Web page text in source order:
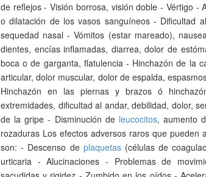
de reflejos - Visión borrosa, visión doble - Vértigo -
o dilatación de los vasos sanguíneos - Dificultad
sequedad nasal - Vómitos (estar mareado),
dientes, encías inflamadas, diarrea, dolor de
boca o de garganta, flatulencia - Hinchazón de la
articular, dolor muscular, dolor de espalda,
Hinchazón en las piernas y brazos ó
extremidades, dificultad al andar, debilidad, dolor,
de la gripe - Disminución de leucocitos, aumento
rozaduras Los efectos adversos raros que
son: - Descenso de plaquetas(células de
urticaria - Alucinaciones - Problemas de